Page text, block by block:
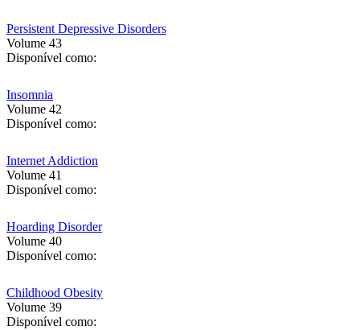
Persistent Depressive Disorders
Volume 43
Disponível como:
Insomnia
Volume 42
Disponível como:
Internet Addiction
Volume 41
Disponível como:
Hoarding Disorder
Volume 40
Disponível como:
Childhood Obesity
Volume 39
Disponível como: